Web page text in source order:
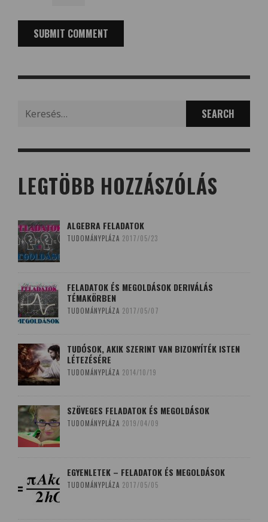
for:
LEGTÖBB HOZZÁSZÓLÁS
ALGEBRA FELADATOK
TUDOMÁNYPLÁZA 2017/05/23
FELADATOK ÉS MEGOLDÁSOK DERIVÁLÁS
TÉMAKÖRBEN
TUDOMÁNYPLÁZA 2017/05/07
TUDÓSOK, AKIK SZERINT VAN BIZONYÍTÉK ISTEN
LÉTEZÉSÉRE
TUDOMÁNYPLÁZA 2014/10/19
SZÖVEGES FELADATOK ÉS MEGOLDÁSOK
TUDOMÁNYPLÁZA 2019/04/09
EGYENLETEK – FELADATOK ÉS MEGOLDÁSOK
TUDOMÁNYPLÁZA 2017/05/05